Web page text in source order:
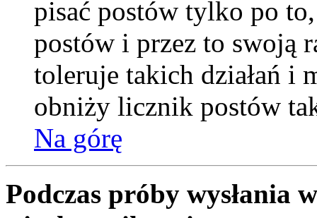
pisać postów tylko po
postów i przez to swoją
toleruje takich działań i
obniży licznik postów
Na górę
Podczas próby wysłania